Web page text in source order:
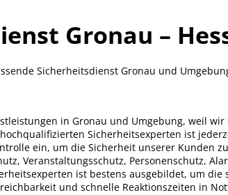
Gronau –
Sicherheitsdienst Gronau und
in Gronau und Umgebung, weil
Sicherheitsexperten ist
ein, um die Sicherheit unserer Kunden
Veranstaltungsschutz, Personenschutz,
ist bestens ausgebildet, um
und schnelle Reaktionszeiten in